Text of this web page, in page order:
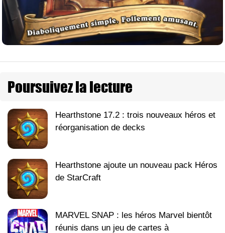
Poursuivez la lecture
Hearthstone 17.2 : trois nouveaux héros et
réorganisation de decks
Hearthstone ajoute un nouveau pack Héros
de StarCraft
MARVEL SNAP : les héros Marvel bientôt
réunis dans un jeu de cartes à